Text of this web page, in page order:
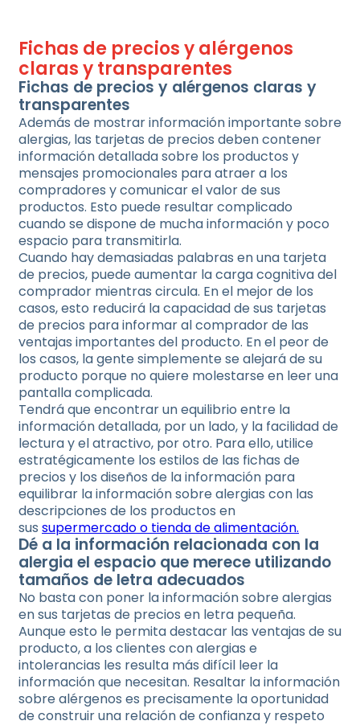
Fichas de precios y alérgenos
claras y transparentes
Fichas de precios y alérgenos claras y
transparentes
Además de mostrar información importante sobre
alergias, las tarjetas de precios deben contener
información detallada sobre los productos y
mensajes promocionales para atraer a los
compradores y comunicar el valor de sus
productos. Esto puede resultar complicado
cuando se dispone de mucha información y poco
espacio para transmitirla.
Cuando hay demasiadas palabras en una tarjeta
de precios, puede aumentar la carga cognitiva del
comprador mientras circula. En el mejor de los
casos, esto reducirá la capacidad de sus tarjetas
de precios para informar al comprador de las
ventajas importantes del producto. En el peor de
los casos, la gente simplemente se alejará de su
producto porque no quiere molestarse en leer una
pantalla complicada.
Tendrá que encontrar un equilibrio entre la
información detallada, por un lado, y la facilidad de
lectura y el atractivo, por otro. Para ello, utilice
estratégicamente los estilos de las fichas de
precios y los diseños de la información para
equilibrar la información sobre alergias con las
descripciones de los productos en
sus supermercado o tienda de alimentación.
Dé a la información relacionada con la
alergia el espacio que merece utilizando
tamaños de letra adecuados
No basta con poner la información sobre alergias
en sus tarjetas de precios en letra pequeña.
Aunque esto le permita destacar las ventajas de su
producto, a los clientes con alergias e
intolerancias les resulta más difícil leer la
información que necesitan. Resaltar la información
sobre alérgenos es precisamente la oportunidad
de construir una relación de confianza y respeto